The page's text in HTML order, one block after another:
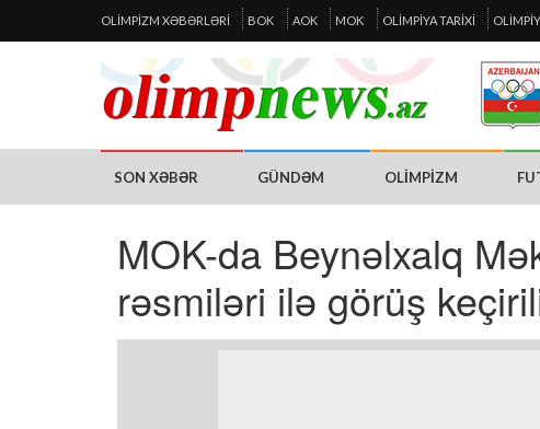
OLIMPIZM XƏBƏRLƏRI BOK AOK MOK OLIMPIYA TARIXI
SON XƏBƏR GÜNDƏM OLIMPIZM
MOK-da Beynəlxalq
rəsmiləri ilə görüş